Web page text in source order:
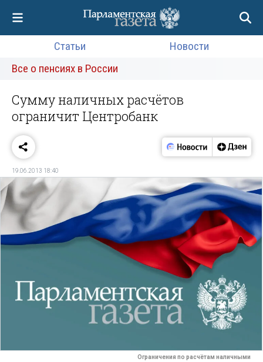
Статьи
Новости
Все о пенсиях в России
Сумму наличных расчётов
ограничит Центробанк
19.06.2013 18:40
Ограничения по расчётам наличными